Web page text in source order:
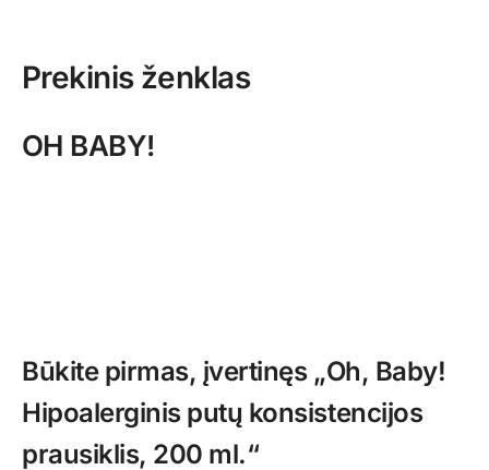
Prekinis ženklas
OH BABY!
Būkite pirmas, įvertinęs „Oh, Baby!
Hipoalerginis putų konsistencijos
prausiklis, 200 ml.“